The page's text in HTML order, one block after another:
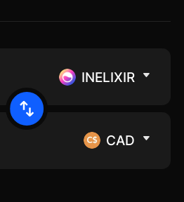
INELIXIR
CAD